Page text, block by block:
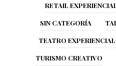
RETAIL
SIN CATEGORÍA
TEATRO
TURISMO CREATIVO